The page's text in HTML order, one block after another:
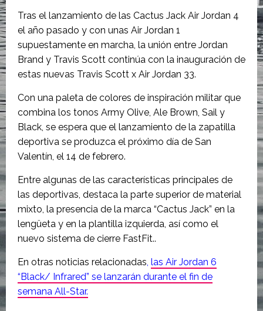
Tras el lanzamiento de las Cactus Jack Air Jordan 4
el año pasado y con unas Air Jordan 1
supuestamente en marcha, la unión entre Jordan
Brand y Travis Scott continúa con la inauguración de
estas nuevas Travis Scott x Air Jordan 33.
Con una paleta de colores de inspiración militar que
combina los tonos Army Olive, Ale Brown, Sail y
Black, se espera que el lanzamiento de la zapatilla
deportiva se produzca el próximo día de San
Valentín, el 14 de febrero.
Entre algunas de las características principales de
las deportivas, destaca la parte superior de material
mixto, la presencia de la marca “Cactus Jack” en la
lengüeta y en la plantilla izquierda, así como el
nuevo sistema de cierre FastFit..
En otras noticias relacionadas, las Air Jordan 6
“Black/ Infrared” se lanzarán durante el fin de
semana All-Star.